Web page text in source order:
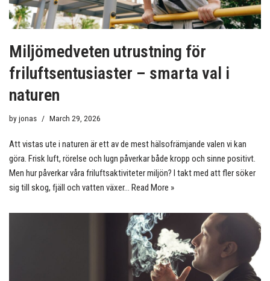
Miljömedveten utrustning för
friluftsentusiaster – smarta val i
naturen
byjonas March 29, 2026
Att vistas ute i naturen är ett av de mest hälsofrämjande valen vi kan
göra. Frisk luft, rörelse och lugn påverkar både kropp och sinne positivt.
Men hur påverkar våra friluftsaktiviteter miljön? I takt med att fler söker
sig till skog, fjäll och vatten växer… Read More »